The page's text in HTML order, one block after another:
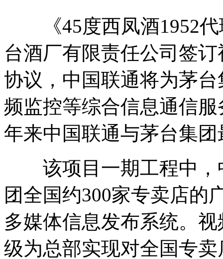
《45度西凤酒1952代
台酒厂有限责任公司签
协议，中国联通将为茅
频监控等综合信息通信
年来中国联通与茅台集
该项目一期工程中，
团全国约300家专卖店的
多媒体信息发布系统。
级为总部实现对全国专